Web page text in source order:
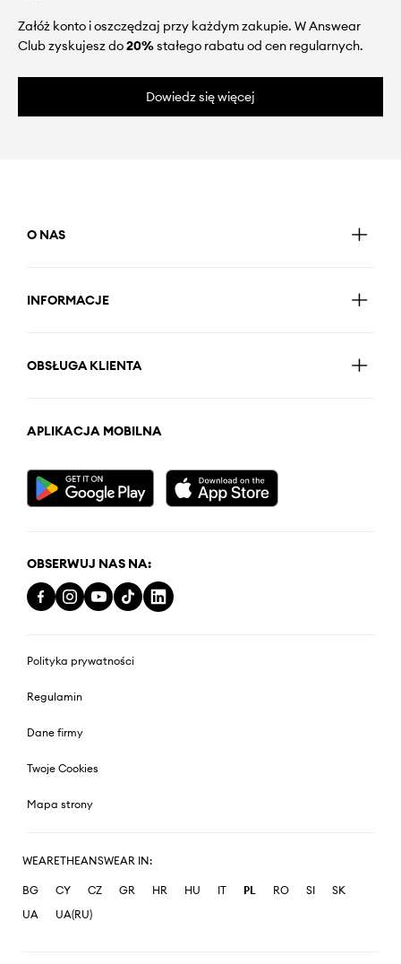
Załóż konto i oszczędzaj przy każdym zakupie. W Answear
Club zyskujesz do20%stałego rabatu od cen regularnych.
Dowiedz się więcej
O NAS
INFORMACJE
OBSŁUGA KLIENTA
APLIKACJA MOBILNA
OBSERWUJ NAS NA:
Polityka prywatności
Regulamin
Dane firmy
Twoje Cookies
Mapa strony
WEARETHEANSWEAR IN:
BG CY CZ GR HR HU IT PL RO SI
SK
UA
UA(RU)